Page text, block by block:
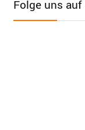
Folge uns